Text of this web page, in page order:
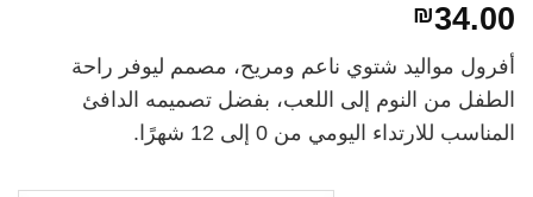
₪34.00
أفرول مواليد شتوي ناعم ومريح، مصمم ليوفر راحة
الطفل من النوم إلى اللعب، بفضل تصميمه الدافئ
المناسب للارتداء اليومي من 0 إلى 12 شهرًا.